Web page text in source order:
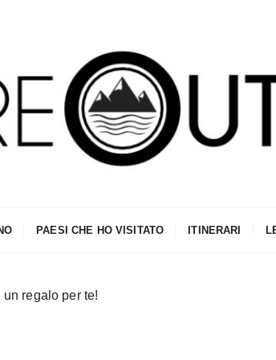
PAESI CHE HO VISITATO ITINERARI
regalo per te!